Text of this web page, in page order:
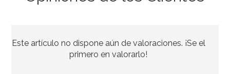
19,95€
Este artículo no dispone aún de valoraciones. ¡Se el
primero en valorarlo!